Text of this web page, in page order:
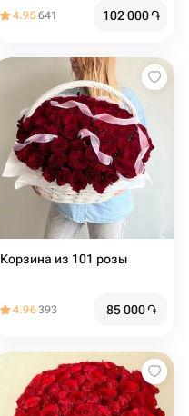
4.95641 102 000֏
Корзина из 101 розы
4.96393 85 000֏